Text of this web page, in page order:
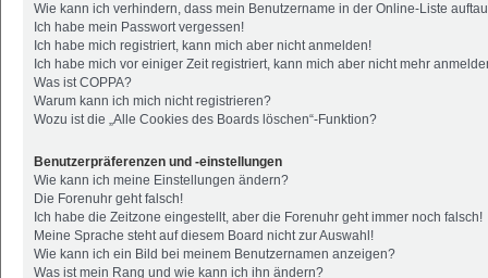
Wie kann ich verhindern, dass mein Benutzername in der Online-Liste
Ich habe mein Passwort vergessen!
Ich habe mich registriert, kann mich aber nicht anmelden!
Ich habe mich vor einiger Zeit registriert, kann mich aber nicht mehr
Was ist COPPA?
Warum kann ich mich nicht registrieren?
Wozu ist die „Alle Cookies des Boards löschen“-Funktion?
Benutzerpräferenzen und -einstellungen
Wie kann ich meine Einstellungen ändern?
Die Forenuhr geht falsch!
Ich habe die Zeitzone eingestellt, aber die Forenuhr geht immer noch falsch!
Meine Sprache steht auf diesem Board nicht zur Auswahl!
Wie kann ich ein Bild bei meinem Benutzernamen anzeigen?
Was ist mein Rang und wie kann ich ihn ändern?